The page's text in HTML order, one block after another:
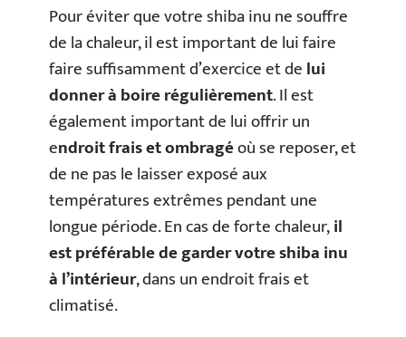
Pour éviter que votre shiba inu ne souffre
de la chaleur, il est important de lui faire
faire suffisamment d’exercice et delui
donner à boire régulièrement. Il est
également important de lui offrir un
endroit frais et ombragéoù se reposer, et
de ne pas le laisser exposé aux
températures extrêmes pendant une
longue période. En cas de forte chaleur,il
est préférable de garder votre shiba inu
à l’intérieur, dans un endroit frais et
climatisé.